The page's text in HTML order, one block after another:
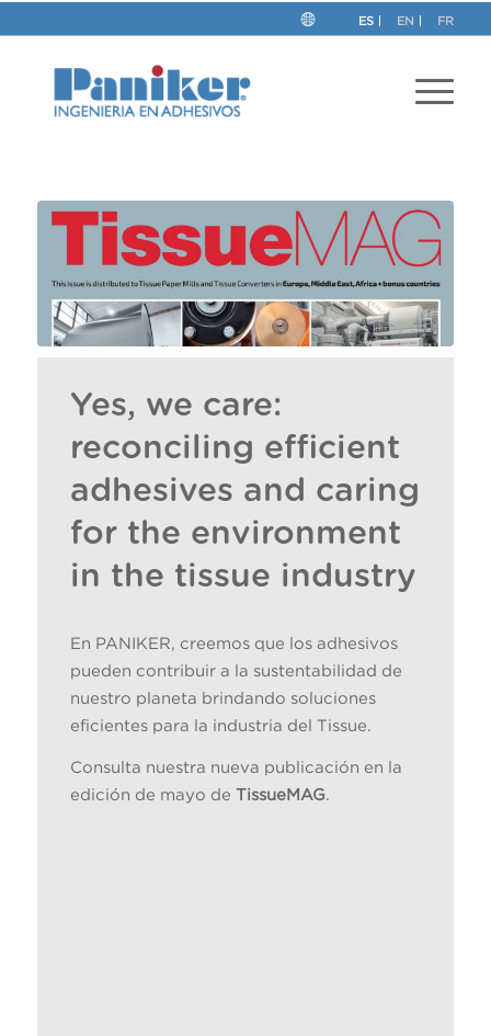
ES EN FR
Yes, we care:
reconciling efficient
adhesives and caring
for the environment
in the tissue industry
En PANIKER, creemos que los adhesivos
pueden contribuir a la sustentabilidad de
nuestro planeta brindando soluciones
eficientes para la industria del Tissue.
Consulta nuestra nueva publicación en la
edición de mayo de TissueMAG